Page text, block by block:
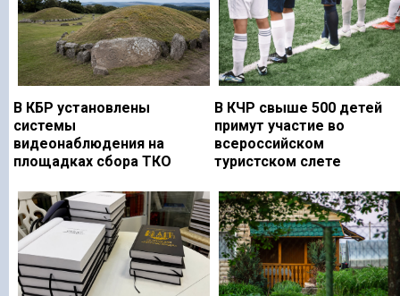
В КБР установлены
системы
видеонаблюдения на
площадках сбора ТКО
В КЧР свыше 500 детей
примут участие во
всероссийском
туристском слете